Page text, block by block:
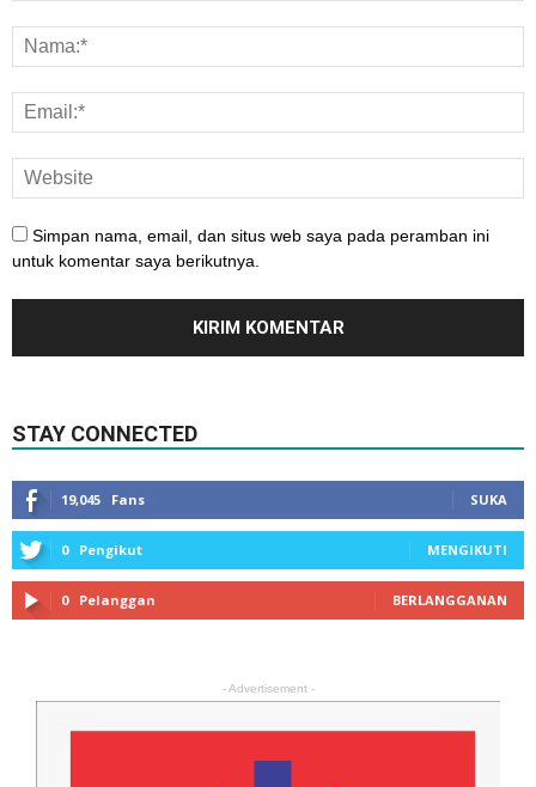
Simpan nama, email, dan situs web saya pada peramban ini
untuk komentar saya berikutnya.
STAY CONNECTED
19,045 Fans SUKA
0 Pengikut MENGIKUTI
0 Pelanggan BERLANGGANAN
- Advertisement -